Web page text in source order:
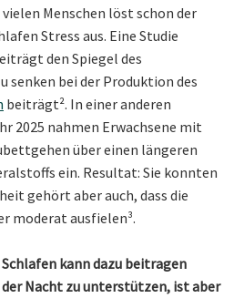
Menschen löst schon der
Stress aus. Eine Studie
den Spiegel des
senken bei der Produktion des
beiträgt². In einer anderen
2025 nahmen Erwachsene mit
über einen längeren
ein. Resultat: Sie konnten
gehört aber auch, dass die
moderat ausfielen³.
kann dazu beitragen
Nacht zu unterstützen, ist aber